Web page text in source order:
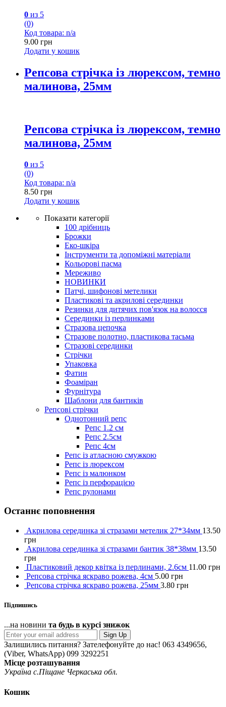
0 из 5
(0)
Код товара: n/a
9.00 грн
Додати у кошик
Репсова стрічка із люрексом, темно
малинова, 25мм
Репсова стрічка із люрексом, темно
малинова, 25мм
0 из 5
(0)
Код товара: n/a
8.50 грн
Додати у кошик
Показати категорії
100 дрібниць
Брожки
Еко-шкіра
Інструменти та допоміжні матеріали
Кольорові пасма
Мереживо
НОВИНКИ
Патчі, шифонові метелики
Пластикові та акрилові серединки
Резинки для дитячих пов'язок на волосся
Серединки із перлинками
Стразова цепочка
Стразове полотно, пластикова тасьма
Стразові серединки
Стрічки
Упаковка
Фатин
Фоаміран
Фурнітура
Шаблони для бантиків
Репсові стрічки
Однотонний репс
Репс 1.2 см
Репс 2.5см
Репс 4см
Репс із атласною смужкою
Репс із люрексом
Репс із малюнком
Репс із перфорацією
Репс рулонами
Останнє поповнення
Акрилова серединка зі стразами метелик 27*34мм 13.50
грн
Акрилова серединка зі стразами бантик 38*38мм 13.50
грн
Пластиковий декор квітка із перлинами, 2.6см 11.00 грн
Репсова стрічка яскраво рожева, 4см 5.00 грн
Репсова стрічка яскраво рожева, 25мм 3.80 грн
Підпишись
...на новини та будь в курсі знижок
Sign Up
Залишились питання? Зателефонуйте до нас! 063 4349656,
(Viber, WhatsApp) 099 3292251
Місце розташування
Україна с.Піщане Черкаська обл.
Кошик